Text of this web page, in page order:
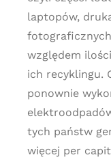
laptopów,
względem
ich recyklingu.
ponownie
tych państw
więcej per